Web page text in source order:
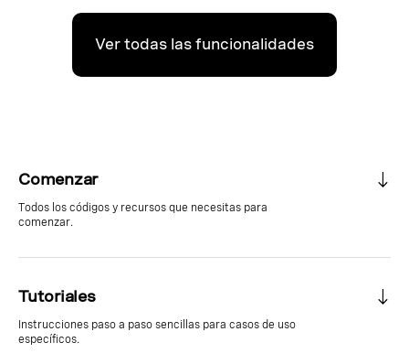
Ver todas las funcionalidades
Comenzar
Todos los códigos y recursos que necesitas para
comenzar.
Tutoriales
Instrucciones paso a paso sencillas para casos de uso
específicos.